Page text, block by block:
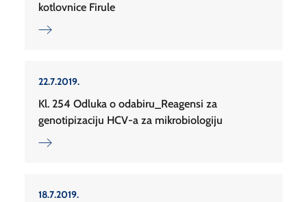
kotlovnice Firule
22.7.2019.
Kl. 254 Odluka o odabiru_Reagensi za
genotipizaciju HCV-a za mikrobiologiju
18.7.2019.